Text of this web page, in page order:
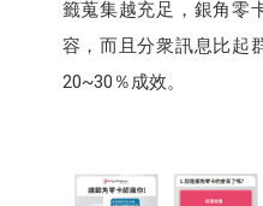
籤蒐集越充足，銀角零
容，而且分衆訊息比起
20~30％成效。